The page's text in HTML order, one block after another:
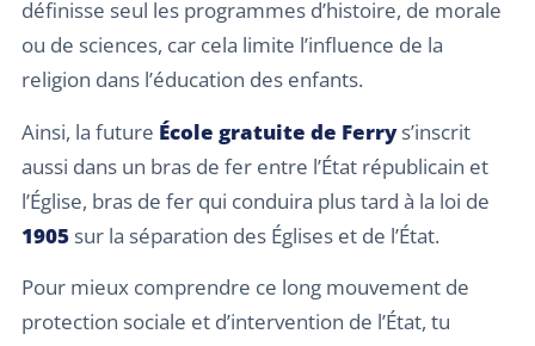
définisse seul les programmes d’histoire, de morale
ou de sciences, car cela limite l’influence de la
religion dans l’éducation des enfants.
Ainsi, la future École gratuite de Ferrys’inscrit
aussi dans un bras de fer entre l’État républicain et
l’Église, bras de fer qui conduira plus tard à la loi de
1905 sur la séparation des Églises et de l’État.
Pour mieux comprendre ce long mouvement de
protection sociale et d’intervention de l’État, tu